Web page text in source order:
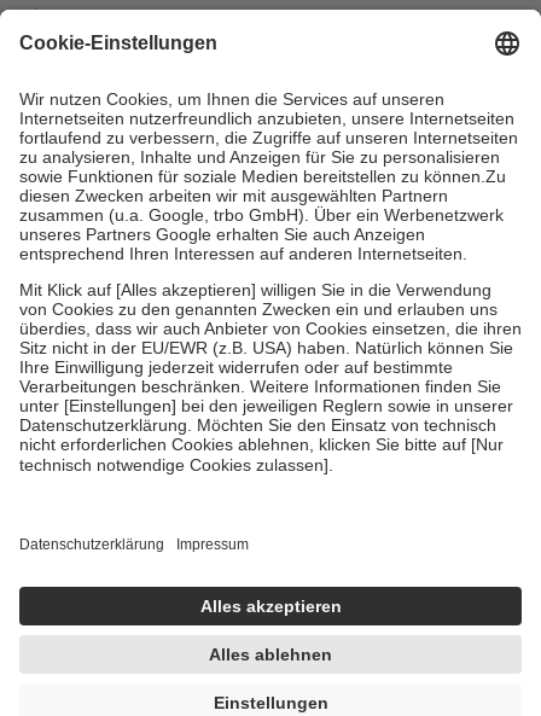
mit.
Grundsätzlich leisten Mitglieder Zuzahlungen in Höhe von zehn
höchstens zehn Euro.
Es sind jedoch nie mehr als die tatsächlichen
Kosten der Leistung zu entrichten.
Diese Regeln gelten grundsätzlich auch für Online-Apotheken.
Bei Heilmitteln und häuslicher Krankenpflege beträgt die
Zuzahlung zehn Prozent der Kosten sowie zehn Euro je
Verordnung.
Um das Engagement der Versicherten für ihre eigene Gesundheit zu
stärken und die besondere Stellung der Familie zu unterstützen,
fallenkeine Zuzahlungenan bei:
• Kindern und Jugendlichen bis zum vollendeten 18. Lebensjahr
mit Ausnahme der Fahrkosten
• Untersuchungen zur Vorsorge und Früherkennung, die von der
GKV getragen werden
• empfohlenen Schutzimpfungen
• Harn- und Blutteststreifen
getroffen, um sicherzustellen, dass es sich um echte Bewertungen
https://help.etrusted.com/hc/de/articles/4419944605341
Einige Bilder und Inhalte wurden unter Zuhilfenahme künstlicher